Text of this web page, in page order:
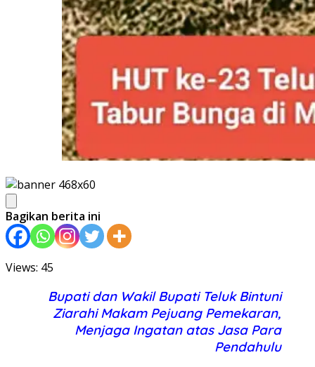
Bagikan berita ini
Views: 45
Bupati dan Wakil Bupati Teluk Bintuni
Ziarahi Makam Pejuang Pemekaran,
Menjaga Ingatan atas Jasa Para
Pendahulu